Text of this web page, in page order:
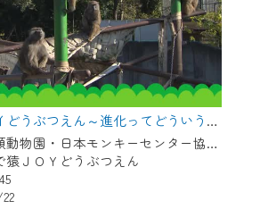
おうちで猿ジョイどうぶつえん～進化ってどういうこと？～（2025年3月16日初回放送）
世界屈指のサル類動物園・日本モンキーセンター協力の親子で学べる動物番組。
猿ＪＯＹどうぶつえん
了承の程よろしくお願い
のログインには、MyIDが必
Web TVを含むCCNetの
ご利用頂くためのIDです。
っているメールアドレス